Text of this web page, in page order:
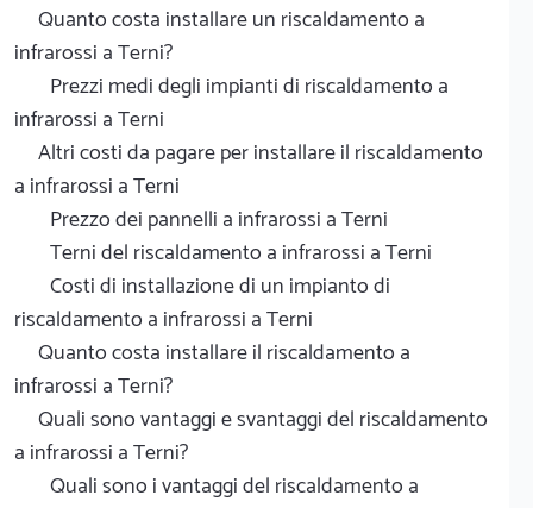
Quanto costa installare un riscaldamento a
infrarossi a Terni?
Prezzi medi degli impianti di riscaldamento a
infrarossi a Terni
Altri costi da pagare per installare il riscaldamento
a infrarossi a Terni
Prezzo dei pannelli a infrarossi a Terni
Terni del riscaldamento a infrarossi a Terni
Costi di installazione di un impianto di
riscaldamento a infrarossi a Terni
Quanto costa installare il riscaldamento a
infrarossi a Terni?
Quali sono vantaggi e svantaggi del riscaldamento
a infrarossi a Terni?
Quali sono i vantaggi del riscaldamento a